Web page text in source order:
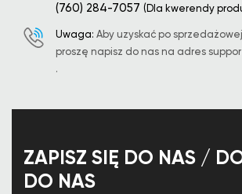
(760) 284-7057 (Dla kwerendy
Uwaga: Aby uzyskać po
proszę napisz do nas na adres
.
ZAPISZ SIĘ DO NAS /
DO NAS